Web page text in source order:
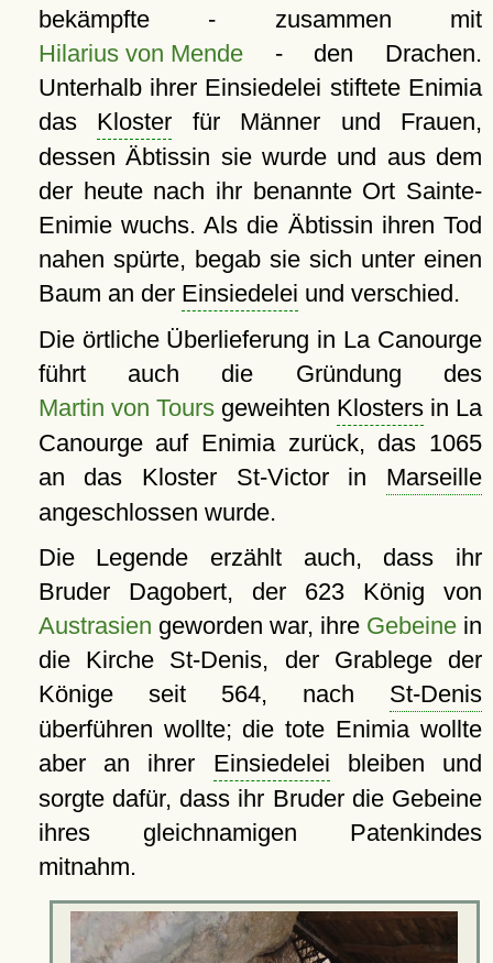
bekämpfte - zusammen mit
Hilarius von Mende- den Drachen.
Unterhalb ihrer Einsiedelei stiftete Enimia
das Kloster für Männer und Frauen,
dessen Äbtissin sie wurde und aus dem
der heute nach ihr benannte Ort Sainte-
Enimie wuchs. Als die Äbtissin ihren Tod
nahen spürte, begab sie sich unter einen
Baum an der Einsiedelei und verschied.
Die örtliche Überlieferung in La Canourge
führt auch die Gründung des
Martin von Toursgeweihten Klostersin La
Canourge auf Enimia zurück, das 1065
an das Kloster St-Victor in Marseille
angeschlossen wurde.
Die Legende erzählt auch, dass ihr
Bruder Dagobert, der 623 König von
Austrasien geworden war, ihre Gebeinein
die Kirche St-Denis, der Grablege der
Könige seit 564, nach St-Denis
überführen wollte; die tote Enimia wollte
aber an ihrer Einsiedelei bleiben und
sorgte dafür, dass ihr Bruder die Gebeine
ihres gleichnamigen Patenkindes
mitnahm.